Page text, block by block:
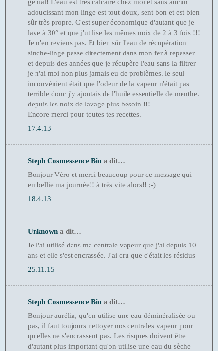
génial! L'eau est très calcaire chez moi et sans aucun
adoucissant mon linge est tout doux, sent bon et est bien
sûr très propre. C'est super économique d'autant que je
lave à 30° et que j'utilise les mêmes noix de 2 à 3 fois !!!
Je n'en reviens pas. Et bien sûr l'eau de récupération
sinche-linge passe directement dans mon fer à repasser
et depuis des années que je récupère l'eau sans la filtrer
je n'ai moi non plus jamais eu de problèmes. le seul
inconvénient était que l'odeur de la vapeur n'était pas
terrible donc j'y ajoutais de l'huile essentielle de menthe.
depuis les noix de lavage plus besoin !!!
Encore merci pour toutes tes recettes.
17.4.13
Steph Cosmessence Bio a dit…
Bonjour Véro et merci beaucoup pour ce message qui
embellie ma journée!! à très vite alors!! ;-)
18.4.13
Unknown a dit…
Je l'ai utilisé dans ma centrale vapeur que j'ai depuis 10
ans et elle s'est encrassée. J'ai cru que c'était les résidus
25.11.15
Steph Cosmessence Bio a dit…
Bonjour aurélia, qu'on utilise une eau déminéralisée ou
pas, il faut toujours nettoyer nos centrales vapeur pour
qu'elles ne s'encrassent pas. Les risques doivent être
d'autant plus important qu'on utilise une eau du sèche